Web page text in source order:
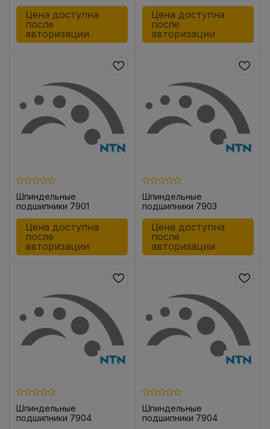
Цена доступна
после
авторизации
Цена доступна
после
авторизации
Шпиндельные
подшипники 7901
Цена доступна
после
авторизации
Шпиндельные
подшипники 7903
Цена доступна
после
авторизации
Шпиндельные
подшипники 7904
Шпиндельные
подшипники 7904